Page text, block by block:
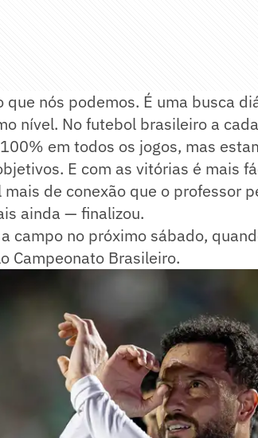
nós podemos. É uma busca
nível. No futebol brasileiro a
em todos os jogos, mas
E com as vitórias é mais
de conexão que o professor
ainda — finalizou.
campo no próximo sábado,
Campeonato Brasileiro.